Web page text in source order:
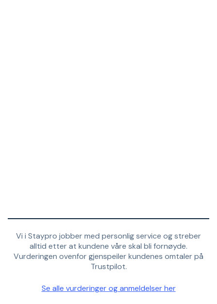
Vi i Staypro jobber med personlig service og streber
alltid etter at kundene våre skal bli fornøyde.
Vurderingen ovenfor gjenspeiler kundenes omtaler på
Trustpilot.
Se alle vurderinger og anmeldelser her